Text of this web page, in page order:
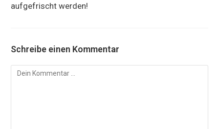
aufgefrischt werden!
Schreibe einen Kommentar
Kommentar